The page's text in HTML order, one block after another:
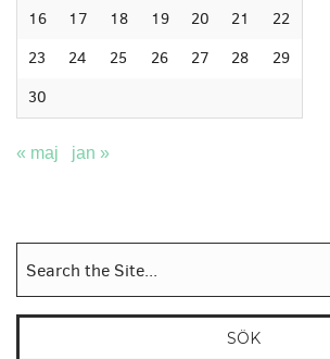
16
17 18 19 20 21
22
23
24 25 26 27 28
29
30
« maj jan »
efter: